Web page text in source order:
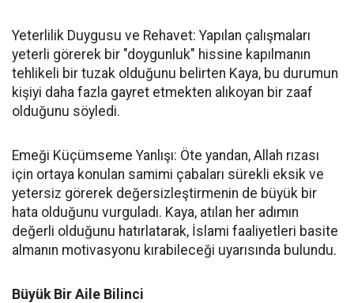
Yeterlilik Duygusu ve Rehavet: Yapılan çalışmaları
yeterli görerek bir "doygunluk" hissine kapılmanın
tehlikeli bir tuzak olduğunu belirten Kaya, bu durumun
kişiyi daha fazla gayret etmekten alıkoyan bir zaaf
olduğunu söyledi.
Emeği Küçümseme Yanlışı: Öte yandan, Allah rızası
için ortaya konulan samimi çabaları sürekli eksik ve
yetersiz görerek değersizleştirmenin de büyük bir
hata olduğunu vurguladı. Kaya, atılan her adımın
değerli olduğunu hatırlatarak, İslami faaliyetleri basite
almanın motivasyonu kırabileceği uyarısında bulundu.
Büyük Bir Aile Bilinci